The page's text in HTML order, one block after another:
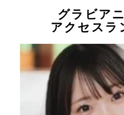
グラビア
アクセスラ